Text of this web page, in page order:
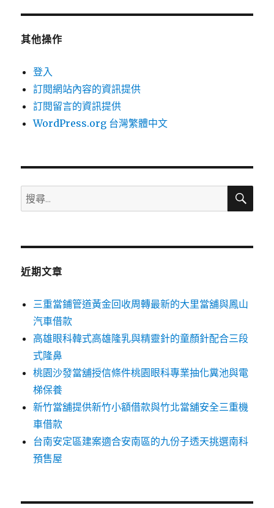
其他操作
登入
訂閱網站內容的資訊提供
訂閱留言的資訊提供
WordPress.org 台灣繁體中文
搜
尋
鍵
搜
近期文章
三重當鋪管道黃金回收周轉最新的大里當舖與鳳山
汽車借款
高雄眼科韓式高雄隆乳與精靈針的童顏針配合三段
式隆鼻
桃園沙發當舖授信條件桃園眼科專業抽化糞池與電
梯保養
新竹當舖提供新竹小額借款與竹北當舖安全三重機
車借款
台南安定區建案適合安南區的九份子透天挑選南科
預售屋